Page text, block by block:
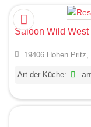
Saloon Wild West
19406 Hohen
Art der Küche: